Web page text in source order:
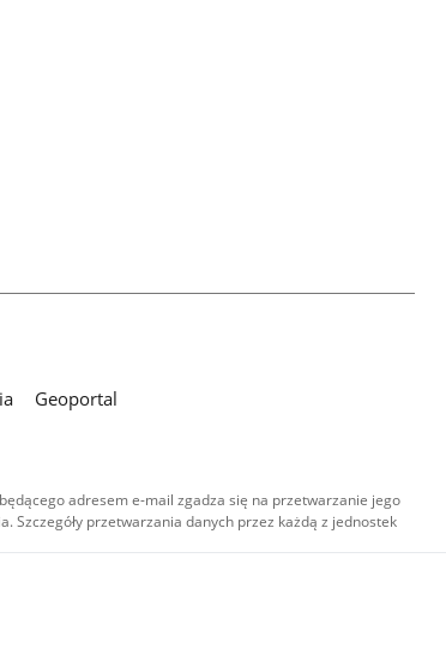
Geoportal
adresem e-mail zgadza się na przetwarzanie jego
Szczegóły przetwarzania danych przez każdą z jednostek